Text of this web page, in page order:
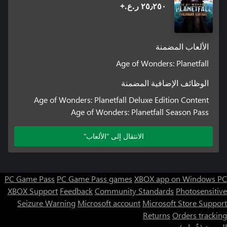
٢٥٫٢٥٠ ر.ع.‏+
الألعاب المضمنة
Age of Wonders: Planetfall
الوظائف الإضافية المضمنة
Age of Wonders: Planetfall Deluxe Edition Content
Age of Wonders: Planetfall Season Pass
الانتقال إلى "الألعاب"
PC Game Pass PC Game Pass games XBOX app on Windows PC
XBOX Support FeedbackCommunity Standards Photosensitive
Seizure Warning Microsoft account Microsoft Store Support
Returns Orders tracking